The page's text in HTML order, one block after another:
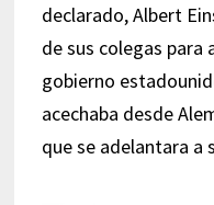
declarado, Albert
de sus colegas para
gobierno
acechaba desde
que se adelantara a